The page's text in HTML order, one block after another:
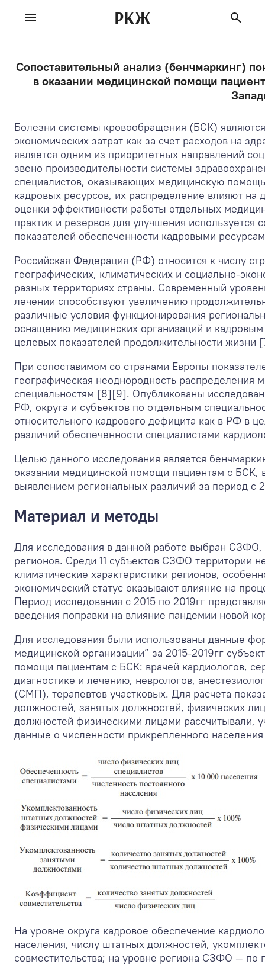
РКЖ
Сопоставительный анализ (бенчмаркинг)
в оказании медицинской помощи
Болезни системы кровообращения (БСК)
экономических затрат как за счет расходов на
является одним из приоритетных направлений
звено производительности системы
специалистов, оказывающих медицинскую
кадровых ресурсов, их распределение влияют
оценки эффективности работы отдельных
практик и резервов для улучшения
показателей обеспеченности кадровыми
Российская Федерация (РФ) относится к числу
географических, климатических и социально-
разных территориях страны. Современный
лечении способствуют увеличению
различные условия функционирования
оснащению медицинских организаций и
целевых показателей продолжительности жизни
При сопоставимом со странами Европы
географическая неоднородность
специальностям [8][9]. Опубликованы
РФ, округа и субъектов по отдельным
относительного кадрового дефицита как в РФ в
различий обеспеченности специалистами
Целью данного исследования является
оказании медицинской помощи пациентам с
выявлением региональных различий за период с
Материал и методы
Для исследования в данной работе выбран
регионов. Среди 11 субъектов СЗФО территории
климатические характеристики регионов,
экономический статус оказывают влияние на
Период исследования с 2015 по 2019гг
введения поправки на влияние пандемии новой
Для исследования были использованы данные
медицинской организации” за 2015-2019гг
помощи пациентам с БСК: врачей кардиологов,
диагностике и лечению, неврологов,
(СМП), терапевтов участковых. Для расчета
должностей, занятых должностей, физических
должностей физическими лицами рассчитывали,
данные о численности прикрепленного
На уровне округа кадровое обеспечение
населения, числу штатных должностей,
совместительства; на уровне региона СЗФО — по